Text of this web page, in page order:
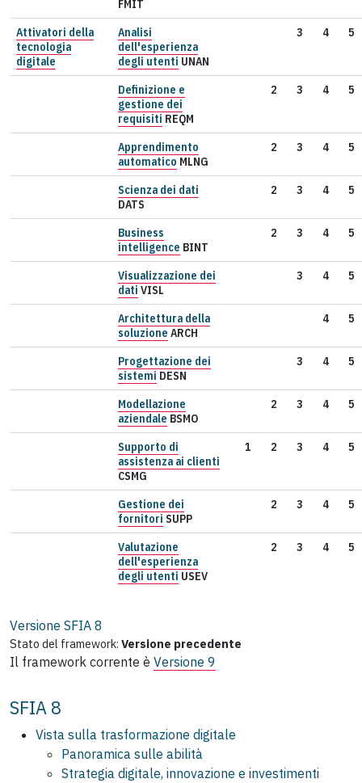
FMIT
Attivatori della
tecnologia
digitale
Analisi
dell'esperienza
degli utenti UNAN
3 4 5
Definizione e
gestione dei
requisiti REQM
2 3 4 5
Apprendimento
automatico MLNG
2 3 4 5
Scienza dei dati
DATS
2 3 4 5
Business
intelligence BINT
2 3 4 5
Visualizzazione dei
dati VISL
3 4 5
Architettura della
soluzione ARCH
4 5
Progettazione dei
sistemi DESN
3 4 5
Modellazione
aziendale BSMO
2 3 4 5
Supporto di
assistenza ai clienti
CSMG
1 2 3 4 5
Gestione dei
fornitori SUPP
2 3 4 5
Valutazione
dell'esperienza
degli utenti USEV
2 3 4 5
Versione SFIA 8
Stato del framework: Versione precedente
Il framework corrente è Versione 9
SFIA 8
Vista sulla trasformazione digitale
Panoramica sulle abilità
Strategia digitale, innovazione e investimenti